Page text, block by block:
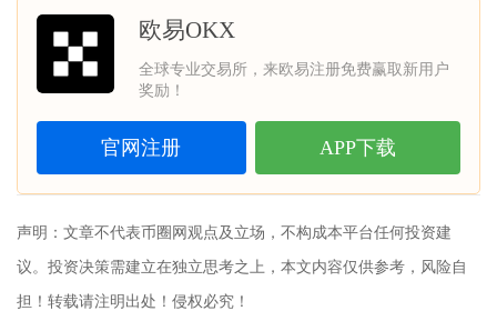
欧易OKX
全球专业交易所，来欧易注册免费赢取新用户
奖励！
官网注册 APP下载
声明：文章不代表币圈网观点及立场，不构成本平台任何投资建
议。投资决策需建立在独立思考之上，本文内容仅供参考，风险自
担！转载请注明出处！侵权必究！